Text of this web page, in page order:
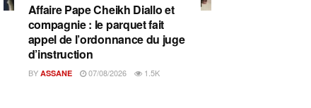
Affaire Pape Cheikh Diallo et
compagnie : le parquet fait
appel de l’ordonnance du juge
d’instruction
BY ASSANE 07/08/2026 1.5K